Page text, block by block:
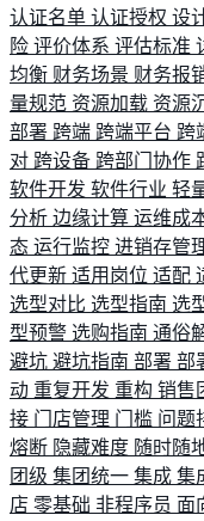
认证名单 认证授权 设
险 评价体系 评估标准
均衡 财务场景 财务报
量规范 资源加载 资源
部署 跨端 跨端平台 跨
对 跨设备 跨部门协作
软件开发 软件行业 轻
分析 边缘计算 运维成
态 运行监控 进销存管
代更新 适用岗位 适配
选型对比 选型指南 选
型预警 选购指南 通俗
避坑 避坑指南 部署 部
动 重复开发 重构 销售
接 门店管理 门槛 问题
熔断 隐藏难度 随时随
团级 集团统一 集成 集
店 零基础 非程序员 面